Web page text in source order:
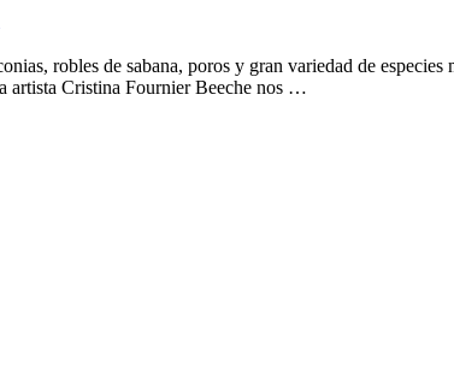
robles de sabana, poros y gran variedad de
artista Cristina Fournier Beeche nos …